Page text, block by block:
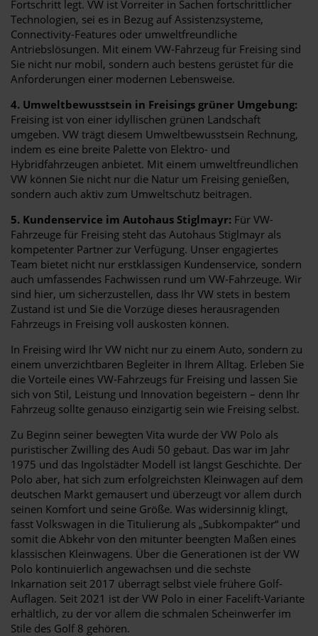
Fortschritt legt. VW ist Vorreiter in Sachen fortschrittlicher
Technologien, sei es in Bezug auf Assistenzsysteme,
Connectivity-Features oder umweltfreundliche
Antriebslösungen. Mit einem VW-Fahrzeug für Freising sind
Sie nicht nur mobil, sondern auch bestens gerüstet für die
Anforderungen einer modernen Lebensweise.
4. Umweltbewusstsein in Freisings grüner Umgebung:
Freising ist von einer idyllischen grünen Landschaft
umgeben. VW trägt diesem Umweltbewusstsein Rechnung,
indem es eine breite Palette von Elektro- und
Hybridfahrzeugen anbietet. Mit einem umweltfreundlichen
VW können Sie nicht nur die Natur um Freising genießen,
sondern auch aktiv zum Umweltschutz beitragen.
5. Kundenservice im Autohaus Stiglmayr: Für VW-
Fahrzeuge für Freising steht das Autohaus Stiglmayr als
kompetenter Partner zur Verfügung. Unser engagiertes
Team bietet nicht nur erstklassigen Kundenservice, sondern
auch umfassendes Fachwissen rund um VW-Fahrzeuge. Wir
sind hier, um sicherzustellen, dass Ihr VW stets in bestem
Zustand ist und Sie die Vorzüge dieses herausragenden
Fahrzeugs in Freising voll auskosten können.
In Freising wird Ihr VW nicht nur zu einem Auto, sondern zu
einem unverzichtbaren Begleiter in Ihrem Alltag. Erleben Sie
die Vorteile eines VW-Fahrzeugs für Freising und lassen Sie
sich von Stil, Leistung und Innovation begeistern – denn Ihr
Fahrzeug sollte genauso einzigartig sein wie Freising selbst.
Zu Beginn seiner bewegten Vita wurde der VW Polo als
puristischer Zwilling des Audi 50 gebaut. Das war im Jahr
1975 und das Ingolstädter Modell ist längst Geschichte. Der
Polo aber, hat sich zum erfolgreichsten Kleinwagen auf dem
deutschen Markt gemausert und überzeugt vor allem durch
seinen Komfort und seine Größe. Was widersinnig klingt,
fasst Volkswagen in die Titulierung als „Subkompakter“ und
somit die Abkehr von den mitunter beengten Maßen eines
klassischen Kleinwagens. Über die Generationen ist der VW
Polo kontinuierlich angewachsen und die sechste
Inkarnation seit 2017 überragt selbst viele frühere Golf-
Auflagen. Seit 2021 ist der VW Polo in einer Facelift-Variante
erhältlich, zu der vor allem die schmalen Scheinwerfer im
Stile des Golf 8 gehören.